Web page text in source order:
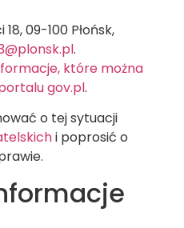
09-100 Płońsk,
.
które można
gov.pl.
o tej sytuacji
i poprosić o